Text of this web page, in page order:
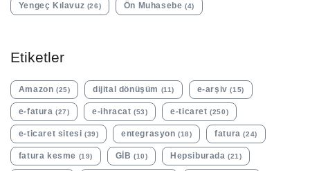
Yengeç Kılavuz (26) Ön Muhasebe (4)
Etiketler
Amazon (25) dijital dönüşüm (11) e-arşiv (15)
e-fatura (27) e-ihracat (53) e-ticaret (250)
e-ticaret sitesi (39) entegrasyon (18) fatura (24)
fatura kesme (19) GİB (10) Hepsiburada (21)